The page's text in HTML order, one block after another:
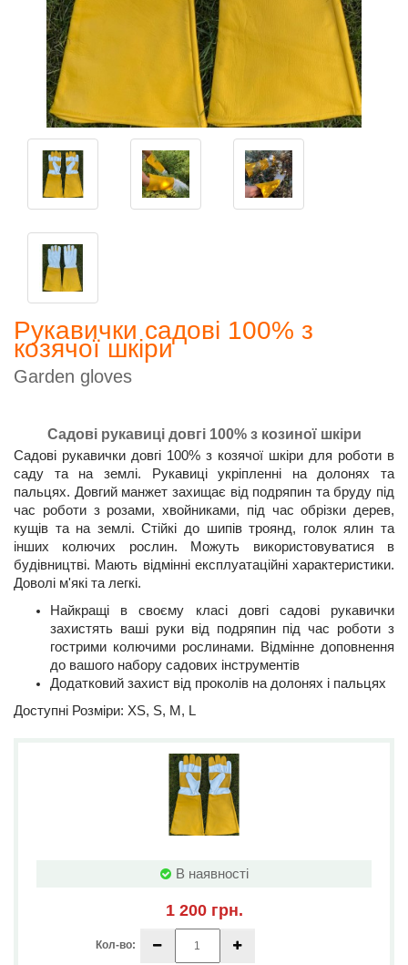
Рукавички садові 100% з
козячої шкіри
Garden gloves
Садові рукавиці довгі 100% з козиної шкіри
Садові рукавички довгі 100% з козячої шкіри для роботи в
саду та на землі. Рукавиці укріпленні на долонях та
пальцях. Довгий манжет захищає від подряпин та бруду під
час роботи з розами, хвойниками, під час обрізки дерев,
кущів та на землі. Стійкі до шипів троянд, голок ялин та
інших колючих рослин. Можуть використовуватися в
будівництві. Мають відмінні експлуатаційні характеристики.
Доволі м'які та легкі.
Найкращі в своєму класі довгі садові рукавички
захистять ваші руки від подряпин під час роботи з
гострими колючими рослинами. Відмінне доповнення
до вашого набору садових інструментів
Додатковий захист від проколів на долонях і пальцях
Доступні Розміри: XS, S, M, L
В наявності
1 200 грн.
Кол-во: